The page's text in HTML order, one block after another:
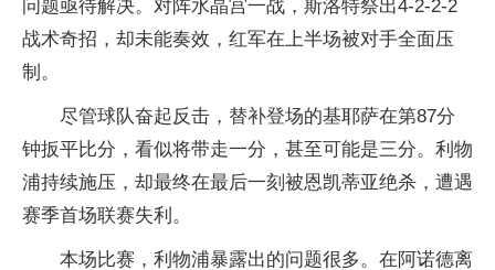
问题亟待解决。对阵水晶宫一战，斯洛特祭出4-2-2-2
战术奇招，却未能奏效，红军在上半场被对手全面压
制。
尽管球队奋起反击，替补登场的基耶萨在第87分
钟扳平比分，看似将带走一分，甚至可能是三分。利物
浦持续施压，却最终在最后一刻被恩凯蒂亚绝杀，遭遇
赛季首场联赛失利。
本场比赛，利物浦暴露出的问题很多。在阿诺德离